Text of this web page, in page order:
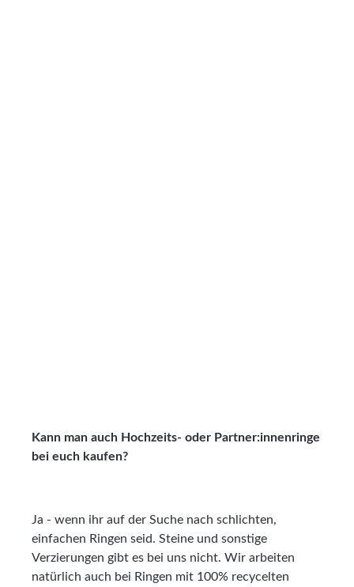
Kann man auch Hochzeits- oder Partner:innenringe
bei euch kaufen?
Ja - wenn ihr auf der Suche nach schlichten,
einfachen Ringen seid. Steine und sonstige
Verzierungen gibt es bei uns nicht. Wir arbeiten
natürlich auch bei Ringen mit 100% recycelten